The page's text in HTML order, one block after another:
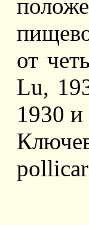
от
Lu,
1930